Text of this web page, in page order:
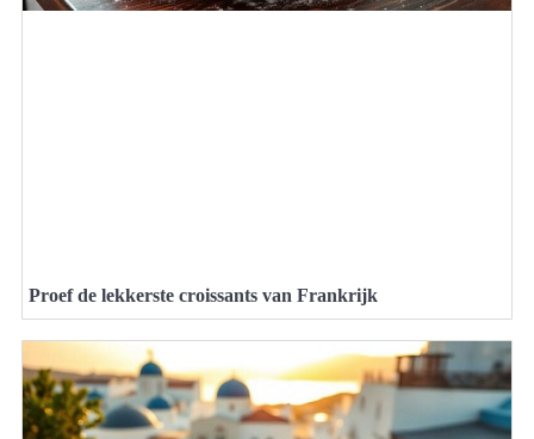
Proef de lekkerste croissants van Frankrijk